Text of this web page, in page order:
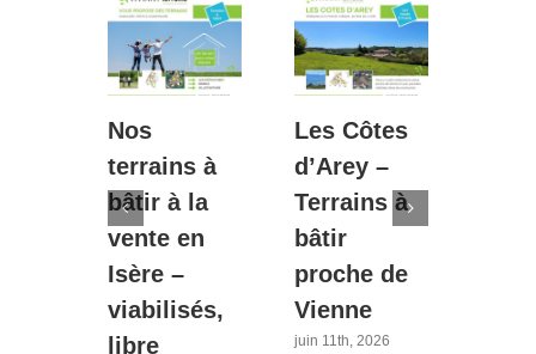
Nos
terrains à
bâtir à la
vente en
Isère –
viabilisés,
libre
Les Côtes
d’Arey –
Terrains à
bâtir
proche de
Vienne
juin 11th, 2026